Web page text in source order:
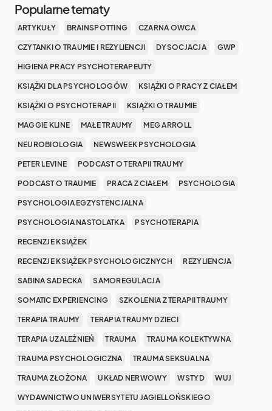
Popularne tematy
ARTYKUŁY BRAINSPOTTING CZARNA OWCA
CZYTANKI O TRAUMIE I REZYLIENCJI DYSOCJACJA GWP
HIGIENA PRACY PSYCHOTERAPEUTY
KSIĄŻKI DLA PSYCHOLOGÓW KSIĄŻKI O PRACY Z CIAŁEM
KSIĄŻKI O PSYCHOTERAPII KSIĄŻKI O TRAUMIE
MAGGIE KLINE MAŁE TRAUMY MEG ARROLL
NEUROBIOLOGIA NEWSWEEK PSYCHOLOGIA
PETER LEVINE PODCAST O TERAPII TRAUMY
PODCAST O TRAUMIE PRACA Z CIAŁEM PSYCHOLOGIA
PSYCHOLOGIA EGZYSTENCJALNA
PSYCHOLOGIA NASTOLATKA PSYCHOTERAPIA
RECENZJE KSIĄŻEK
RECENZJE KSIĄŻEK PSYCHOLOGICZNYCH REZYLIENCJA
SABINA SADECKA SAMOREGULACJA
SOMATIC EXPERIENCING SZKOLENIA Z TERAPII TRAUMY
TERAPIA TRAUMY TERAPIA TRAUMY DZIECI
TERAPIA UZALEŻNIEŃ TRAUMA TRAUMA KOLEKTYWNA
TRAUMA PSYCHOLOGICZNA TRAUMA SEKSUALNA
TRAUMA ZŁOŻONA UKŁAD NERWOWY WSTYD WUJ
WYDAWNICTWO UNIWERSYTETU JAGIELLOŃSKIEGO